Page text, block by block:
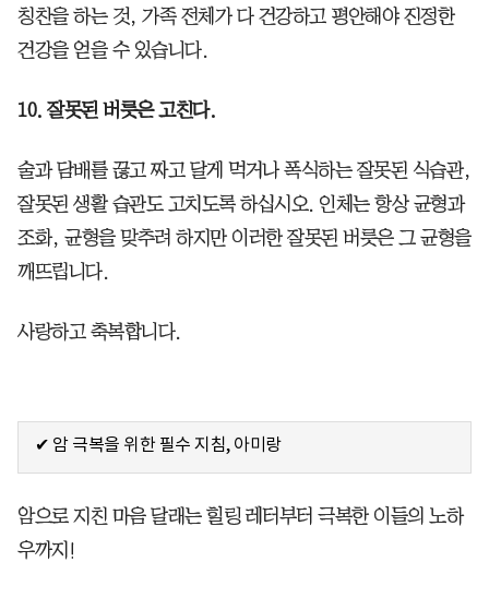
칭찬을 하는 것, 가족 전체가 다 건강하고 평안해야 진정한
건강을 얻을 수 있습니다.
10. 잘못된 버릇은 고친다.
술과 담배를 끊고 짜고 달게 먹거나 폭식하는 잘못된 식습관,
잘못된 생활 습관도 고치도록 하십시오. 인체는 항상 균형과
조화, 균형을 맞추려 하지만 이러한 잘못된 버릇은 그 균형을
깨뜨립니다.
사랑하고 축복합니다.
✔ 암 극복을 위한 필수 지침, 아미랑
암으로 지친 마음 달래는 힐링 레터부터 극복한 이들의 노하
우까지!